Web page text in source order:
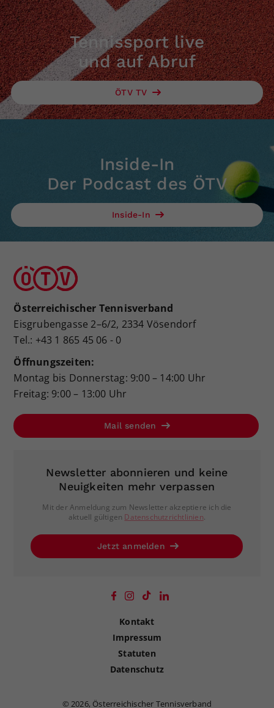
Tennissport live
und auf Abruf
ÖTV TV
Inside-In
Der Podcast des ÖTV
Inside-In
Österreichischer Tennisverband
Eisgrubengasse 2–6/2, 2334 Vösendorf
Tel.: +43 1 865 45 06 - 0
Öffnungszeiten:
Montag bis Donnerstag: 9:00 – 14:00 Uhr
Freitag: 9:00 – 13:00 Uhr
Mail senden
Newsletter abonnieren und keine
Neuigkeiten mehr verpassen
Mit der Anmeldung zum Newsletter akzeptiere ich die
aktuell gültigen Datenschutzrichtlinien.
Jetzt anmelden
Kontakt
Impressum
Statuten
Datenschutz
©2026, Österreichischer Tennisverband